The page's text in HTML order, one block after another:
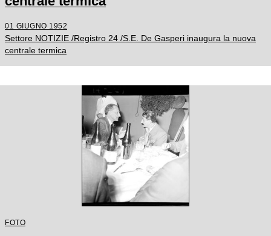
01 GIUGNO 1952
Settore NOTIZIE /Registro 24 /S.E. De Gasperi inaugura la nuova
centrale termica
FOTO